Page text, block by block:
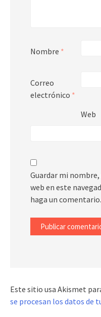
Nombre *
Correo
electrónico *
Web
Guardar mi
web en este
haga un comentario.
Este sitio usa Akismet
se procesan los datos de